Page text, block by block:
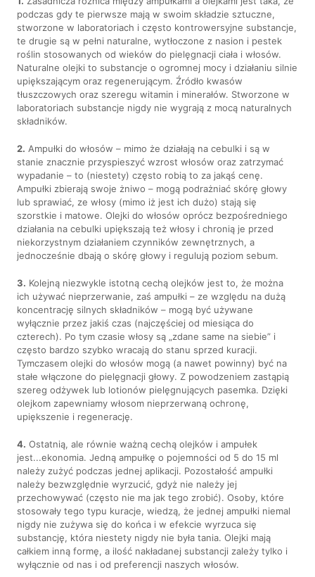
podczas gdy te pierwsze mają w swoim składzie sztuczne,
stworzone w laboratoriach i często kontrowersyjne substancje,
te drugie są w pełni naturalne, wytłoczone z nasion i pestek
roślin stosowanych od wieków do pielęgnacji ciała i włosów.
Naturalne olejki to substancje o ogromnej mocy i działaniu silnie
upiększającym oraz regenerującym. Źródło kwasów
tłuszczowych oraz szeregu witamin i minerałów. Stworzone w
laboratoriach substancje nigdy nie wygrają z mocą naturalnych
składników.
2. Ampułki do włosów – mimo że działają na cebulki i są w
stanie znacznie przyspieszyć wzrost włosów oraz zatrzymać
wypadanie – to (niestety) często robią to za jakąś cenę.
Ampułki zbierają swoje żniwo – mogą podrażniać skórę głowy
lub sprawiać, ze włosy (mimo iż jest ich dużo) stają się
szorstkie i matowe. Olejki do włosów oprócz bezpośredniego
działania na cebulki upiększają też włosy i chronią je przed
niekorzystnym działaniem czynników zewnętrznych, a
jednocześnie dbają o skórę głowy i regulują poziom sebum.
3. Kolejną niezwykle istotną cechą olejków jest to, że można
ich używać nieprzerwanie, zaś ampułki – ze względu na dużą
koncentrację silnych składników – mogą być używane
wyłącznie przez jakiś czas (najczęściej od miesiąca do
czterech). Po tym czasie włosy są „zdane same na siebie” i
często bardzo szybko wracają do stanu sprzed kuracji.
Tymczasem olejki do włosów mogą (a nawet powinny) być na
stałe włączone do pielęgnacji głowy. Z powodzeniem zastąpią
szereg odżywek lub lotionów pielęgnujących pasemka. Dzięki
olejkom zapewniamy włosom nieprzerwaną ochronę,
upiększenie i regenerację.
4. Ostatnią, ale równie ważną cechą olejków i ampułek
jest...ekonomia. Jedną ampułkę o pojemności od 5 do 15 ml
należy zużyć podczas jednej aplikacji. Pozostałość ampułki
należy bezwzględnie wyrzucić, gdyż nie należy jej
przechowywać (często nie ma jak tego zrobić). Osoby, które
stosowały tego typu kuracje, wiedzą, że jednej ampułki niemal
nigdy nie zużywa się do końca i w efekcie wyrzuca się
substancję, która niestety nigdy nie była tania. Olejki mają
całkiem inną formę, a ilość nakładanej substancji zależy tylko i
wyłącznie od nas i od preferencji naszych włosów.